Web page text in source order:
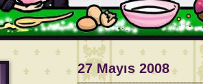
27 Mayıs 2008